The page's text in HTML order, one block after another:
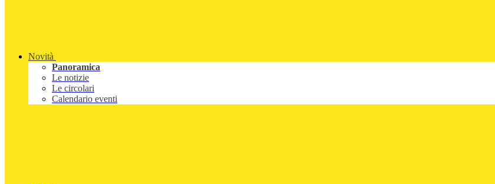
Novità
Panoramica
Le notizie
Le circolari
Calendario eventi